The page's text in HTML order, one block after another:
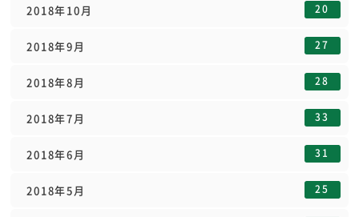
2018年10月 20
2018年9月 27
2018年8月 28
2018年7月 33
2018年6月 31
2018年5月 25